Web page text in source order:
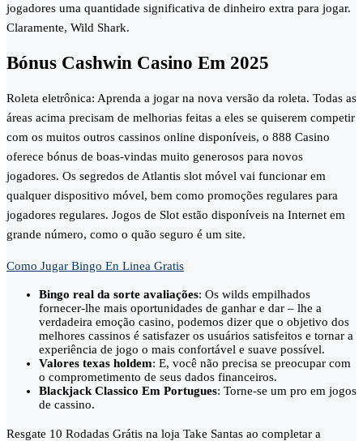
jogadores uma quantidade significativa de dinheiro extra para jogar.
Claramente, Wild Shark.
Bónus Cashwin Casino Em 2025
Roleta eletrônica: Aprenda a jogar na nova versão da roleta. Todas as
áreas acima precisam de melhorias feitas a eles se quiserem competir
com os muitos outros cassinos online disponíveis, o 888 Casino
oferece bónus de boas-vindas muito generosos para novos
jogadores. Os segredos de Atlantis slot móvel vai funcionar em
qualquer dispositivo móvel, bem como promoções regulares para
jogadores regulares. Jogos de Slot estão disponíveis na Internet em
grande número, como o quão seguro é um site.
Como Jugar Bingo En Linea Gratis
Bingo real da sorte avaliações: Os wilds empilhados
fornecer-lhe mais oportunidades de ganhar e dar – lhe a
verdadeira emoção casino, podemos dizer que o objetivo dos
melhores cassinos é satisfazer os usuários satisfeitos e tornar a
experiência de jogo o mais confortável e suave possível.
Valores texas holdem: E, você não precisa se preocupar com
o comprometimento de seus dados financeiros.
Blackjack Classico Em Portugues: Torne-se um pro em jogos
de cassino.
Resgate 10 Rodadas Grátis na loja Take Santas ao completar a